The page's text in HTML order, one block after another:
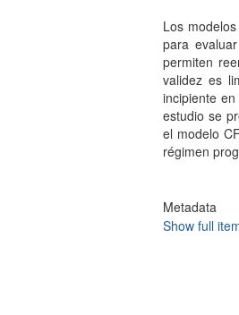
Los
para
permiten
validez es
incipiente
estudio se
el modelo
régimen
Metadata
Show full